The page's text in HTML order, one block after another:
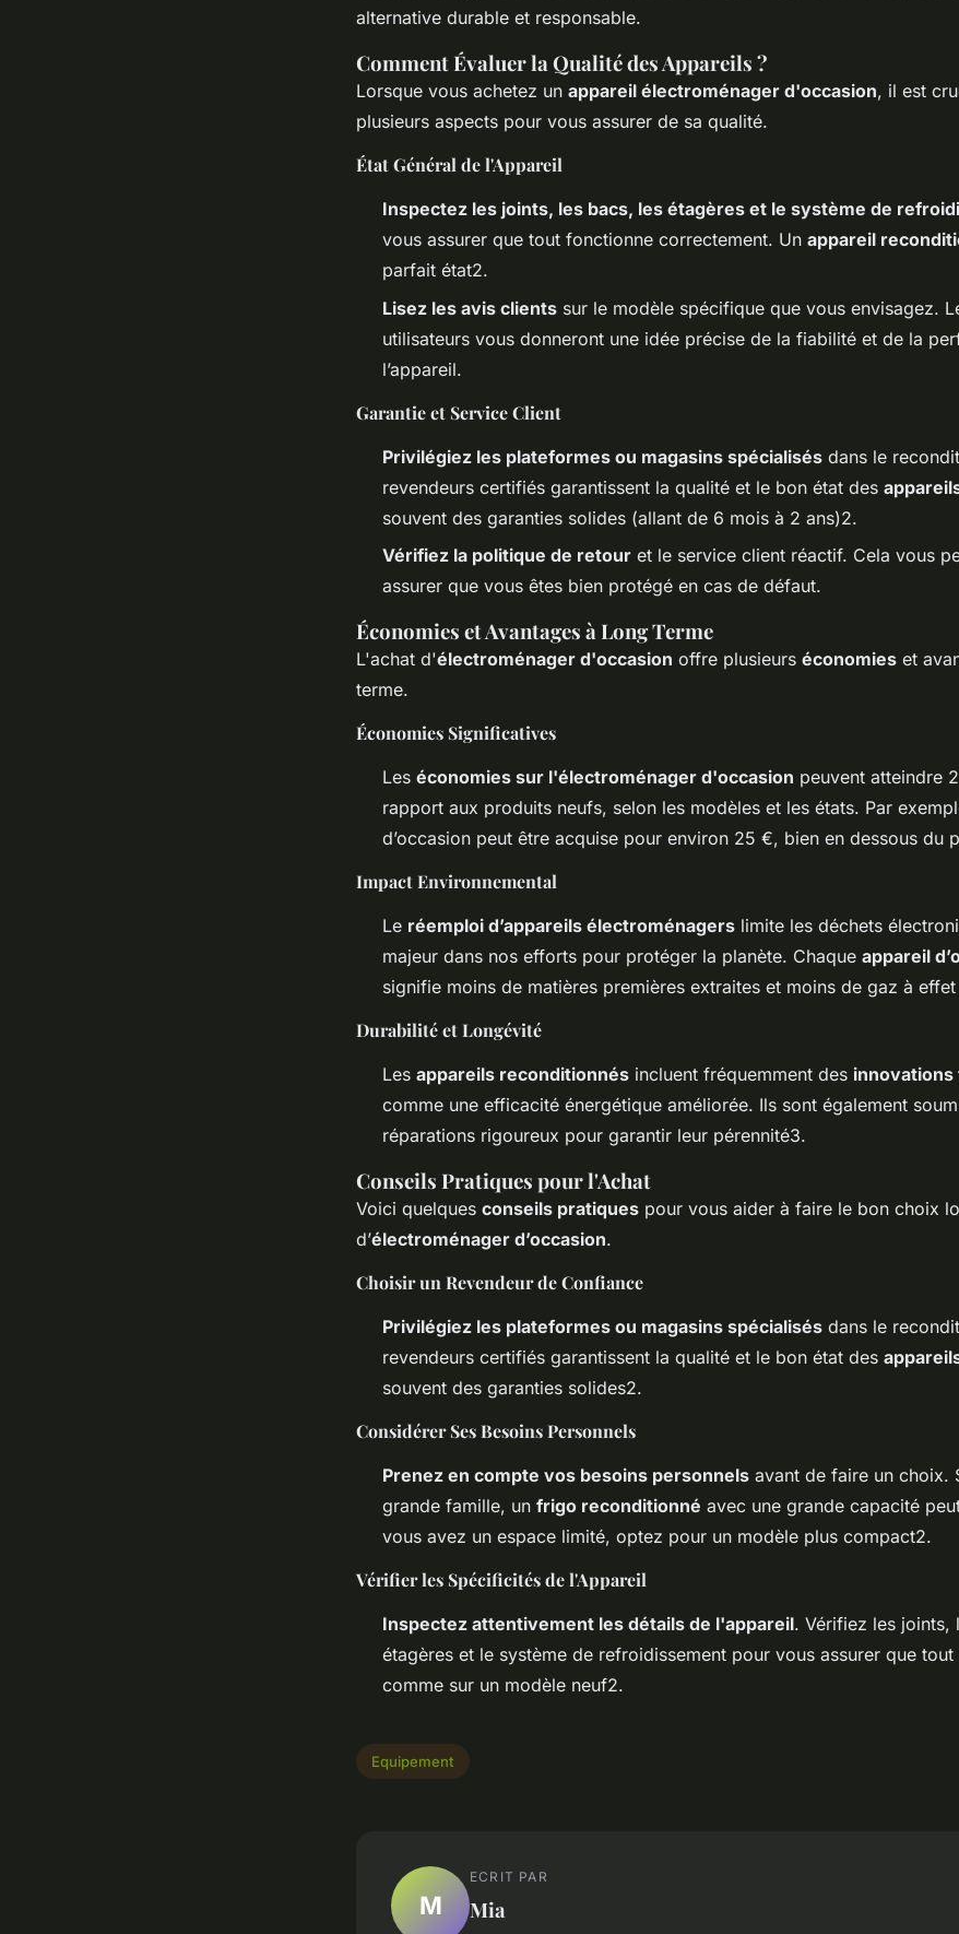
alternative durable et responsable.
Comment Évaluer la Qualité des Appareils ?
Lorsque vous achetez un appareil électroménager d'occasion, il est
plusieurs aspects pour vous assurer de sa qualité.
État Général de l'Appareil
Inspectez les joints, les bacs, les étagères et le système de
vous assurer que tout fonctionne correctement. Un appareil
parfait état2.
Lisez les avis clients sur le modèle spécifique que vous envisagez.
utilisateurs vous donneront une idée précise de la fiabilité et de la
l’appareil.
Garantie et Service Client
Privilégiez les plateformes ou magasins spécialisés dans le
revendeurs certifiés garantissent la qualité et le bon état des
souvent des garanties solides (allant de 6 mois à 2 ans)2.
Vérifiez la politique de retour et le service client réactif. Cela vous
assurer que vous êtes bien protégé en cas de défaut.
Économies et Avantages à Long Terme
L'achat d'électroménager d'occasion offre plusieurs économies et
terme.
Économies Significatives
Les économies sur l'électroménager d'occasion peuvent atteindre
rapport aux produits neufs, selon les modèles et les états. Par
d’occasion peut être acquise pour environ 25 €, bien en dessous du
Impact Environnemental
Le réemploi d’appareils électroménagers limite les déchets
majeur dans nos efforts pour protéger la planète. Chaque appareil
signifie moins de matières premières extraites et moins de gaz à
Durabilité et Longévité
Les appareils reconditionnés incluent fréquemment des
comme une efficacité énergétique améliorée. Ils sont également
réparations rigoureux pour garantir leur pérennité3.
Conseils Pratiques pour l'Achat
Voici quelques conseils pratiques pour vous aider à faire le bon choix
d’électroménager d’occasion.
Choisir un Revendeur de Confiance
Privilégiez les plateformes ou magasins spécialisés dans le
revendeurs certifiés garantissent la qualité et le bon état des
souvent des garanties solides2.
Considérer Ses Besoins Personnels
Prenez en compte vos besoins personnels avant de faire un choix.
grande famille, un frigo reconditionné avec une grande capacité
vous avez un espace limité, optez pour un modèle plus compact2.
Vérifier les Spécificités de l'Appareil
Inspectez attentivement les détails de l'appareil. Vérifiez les joints,
étagères et le système de refroidissement pour vous assurer que
comme sur un modèle neuf2.
Equipement
M
ECRIT PAR
Mia